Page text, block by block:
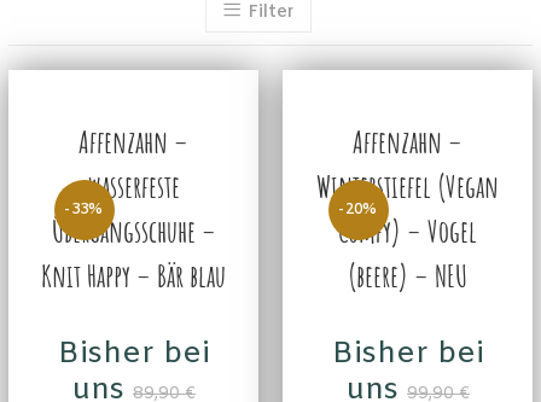
Filter
-33%
Affenzahn –
wasserfeste
Übergangsschuhe –
Knit Happy – Bär blau
Bisher bei
uns 89,90€
-20%
Affenzahn –
Winterstiefel (Vegan
Comfy) – Vogel
(beere) – NEU
Bisher bei
uns 99,90€